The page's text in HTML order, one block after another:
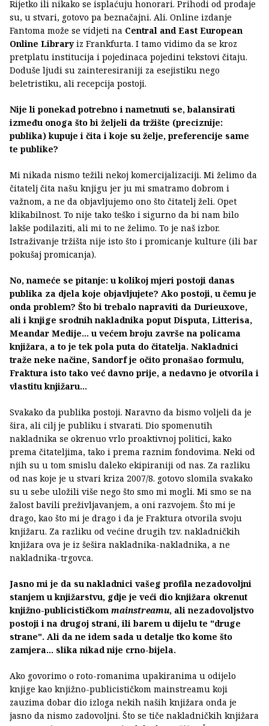
Rijetko ili nikako se isplaćuju honorari. Prihodi od prodaje
su, u stvari, gotovo pa beznačajni. Ali. Online izdanje
Fantoma može se vidjeti na Central and East European
Online Libraryiz Frankfurta. I tamo vidimo da se kroz
pretplatu institucija i pojedinaca pojedini tekstovi čitaju.
Doduše ljudi su zainteresiraniji za esejistiku nego
beletristiku, ali recepcija postoji.
Nije li ponekad potrebno i nametnuti se, balansirati
između onoga što bi željeli da tržište (preciznije:
publika) kupuje i čita i koje su želje, preferencije same
te publike?
Mi nikada nismo težili nekoj komercijalizaciji. Mi želimo da
čitatelj čita našu knjigu jer ju mi smatramo dobrom i
važnom, a ne da objavljujemo ono što čitatelj želi. Opet
klikabilnost. To nije tako teško i sigurno da bi nam bilo
lakše podilaziti, ali mi to ne želimo. To je naš izbor.
Istraživanje tržišta nije isto što i promicanje kulture (ili bar
pokušaj promicanja).
No, nameće se pitanje: u kolikoj mjeri postoji danas
publika za djela koje objavljujete? Ako postoji, u čemu je
onda problem? Što bi trebalo napraviti da Durieuxove,
ali i knjige srodnih nakladnika poput Disputa, Litterisa,
Meandar Medije... u većem broju završe na policama
knjižara, a to je tek pola puta do čitatelja. Nakladnici
traže neke načine, Sandorf je očito pronašao formulu,
Fraktura isto tako već davno prije, a nedavno je otvorila i
vlastitu knjižaru...
Svakako da publika postoji. Naravno da bismo voljeli da je
šira, ali cilj je publiku i stvarati. Dio spomenutih
nakladnika se okrenuo vrlo proaktivnoj politici, kako
prema čitateljima, tako i prema raznim fondovima. Neki od
njih su u tom smislu daleko ekipiraniji od nas. Za razliku
od nas koje je u stvari kriza 2007/8. gotovo slomila svakako
su u sebe uložili više nego što smo mi mogli. Mi smo se na
žalost bavili preživljavanjem, a oni razvojem. Što mi je
drago, kao što mi je drago i da je Fraktura otvorila svoju
knjižaru. Za razliku od većine drugih tzv. nakladničkih
knjižara ova je iz šešira nakladnika-nakladnika, a ne
nakladnika-trgovca.
Jasno mi je da su nakladnici vašeg profila nezadovoljni
stanjem u knjižarstvu, gdje je veći dio knjižara okrenut
knjižno-publicističkom mainstreamu, ali nezadovoljstvo
postoji i na drugoj strani, ili barem u dijelu te "druge
strane". Ali da ne idem sada u detalje tko kome što
zamjera... slika nikad nije crno-bijela.
Ako govorimo o roto-romanima upakiranima u odijelo
knjige kao knjižno-publicističkom mainstreamu koji
zauzima dobar dio izloga nekih naših knjižara onda je
jasno da nismo zadovoljni. Što se tiče nakladničkih knjižara